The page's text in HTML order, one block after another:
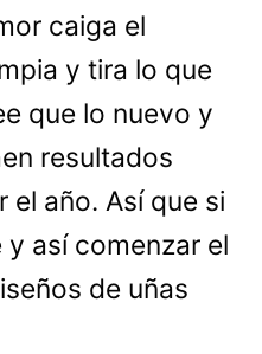
caiga el
y tira lo que
que lo nuevo y
resultados
el año. Así que si
así comenzar el
de uñas